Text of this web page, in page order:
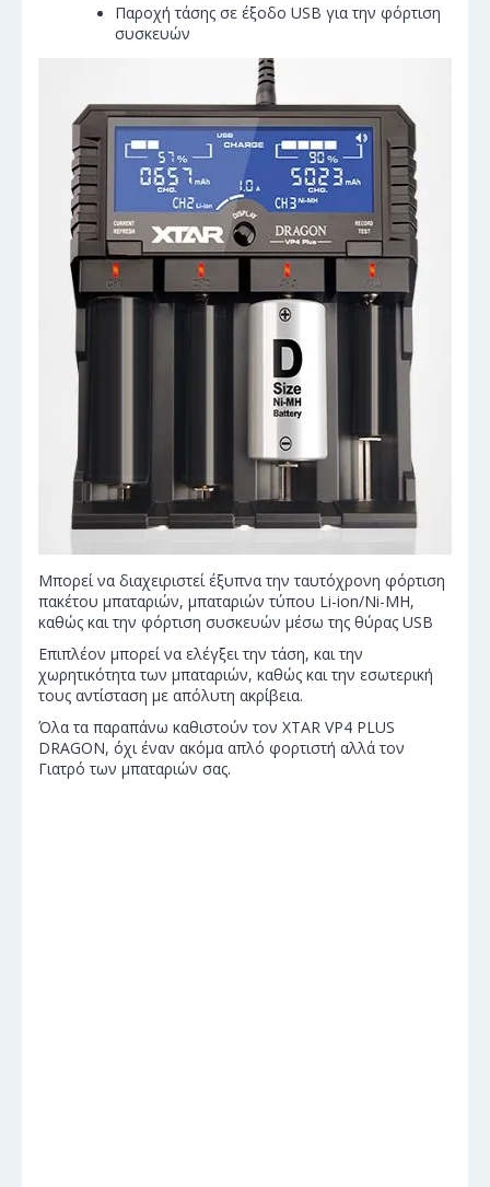
Παροχή τάσης σε έξοδο USB για την φόρτιση
συσκευών
Μπορεί να διαχειριστεί έξυπνα την ταυτόχρονη φόρτιση
πακέτου μπαταριών, μπαταριών τύπου Li-ion/Ni-MH,
καθώς και την φόρτιση συσκευών μέσω της θύρας USB
Επιπλέον μπορεί να ελέγξει την τάση, και την
χωρητικότητα των μπαταριών, καθώς και την εσωτερική
τους αντίσταση με απόλυτη ακρίβεια.
Όλα τα παραπάνω καθιστούν τον XTAR VP4 PLUS
DRAGON, όχι έναν ακόμα απλό φορτιστή αλλά τον
Γιατρό των μπαταριών σας.